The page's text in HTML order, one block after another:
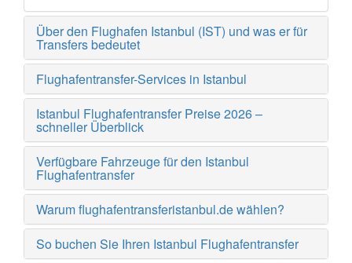
Über den Flughafen Istanbul (IST) und was er für
Transfers bedeutet
Flughafentransfer-Services in Istanbul
Istanbul Flughafentransfer Preise 2026 –
schneller Überblick
Verfügbare Fahrzeuge für den Istanbul
Flughafentransfer
Warum flughafentransferistanbul.de wählen?
So buchen Sie Ihren Istanbul Flughafentransfer